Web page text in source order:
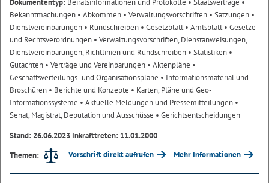
Dokumententyp: Beiratsinformationen und Protokolle • Staatsverträge •
Bekanntmachungen • Abkommen • Verwaltungsvorschriften • Satzungen •
Dienstvereinbarungen • Rundschreiben • Gesetzblatt• Amtsblatt• Gesetze
und Rechtsverordnungen • Verwaltungsvorschriften, Dienstanweisungen,
Dienstvereinbarungen, Richtlinien und Rundschreiben • Statistiken •
Gutachten • Verträge und Vereinbarungen • Aktenpläne •
Geschäftsverteilungs- und Organisationspläne • Informationsmaterial und
Broschüren • Berichte und Konzepte • Karten, Pläne und Geo-
Informationssysteme • Aktuelle Meldungen und Pressemitteilungen •
Senat, Magistrat, Deputation und Ausschüsse • Gerichtsentscheidungen
Stand: 26.06.2023 Inkrafttreten: 11.01.2000
Themen:
Vorschrift direkt aufrufen Mehr Informationen